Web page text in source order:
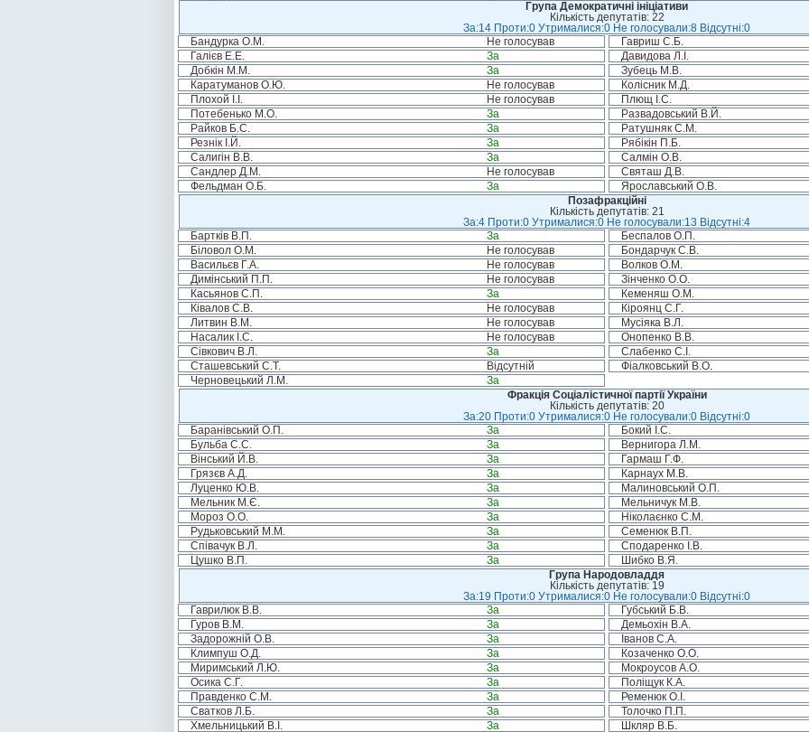
Група Демократичні ініціативи
Кількість депутатів: 22
За:14 Проти:0 Утрималися:0 Не голосували:8 Відсутні:0
Бандурка О.М.
Не голосував Гавриш С.Б.
Галієв Е.Е.
За Давидова Л.І.
Добкін М.М.
За Зубець М.В.
Каратуманов О.Ю.
Не голосував Колісник М.Д.
Плохой І.І.
Не голосував Плющ І.С.
Потебенько М.О.
За Развадовський В.Й.
Райков Б.С.
За Ратушняк С.М.
Резнік І.Й.
За Рябікін П.Б.
Салигін В.В.
За Салмін О.В.
Сандлер Д.М.
Не голосував Святаш Д.В.
Фельдман О.Б.
За Ярославський О.В.
Позафракційні
Кількість депутатів: 21
За:4 Проти:0 Утрималися:0 Не голосували:13 Відсутні:4
Бартків В.П.
За Беспалов О.П.
Біловол О.М.
Не голосував Бондарчук С.В.
Васильєв Г.А.
Не голосував Волков О.М.
Димінський П.П.
Не голосував Зінченко О.О.
Касьянов С.П.
За Кеменяш О.М.
Ківалов С.В.
Не голосував Кіроянц С.Г.
Литвин В.М.
Не голосував Мусіяка В.Л.
Насалик І.С.
Не голосував Онопенко В.В.
Сівкович В.Л.
За Слабенко С.І.
Сташевський С.Т.
Відсутній Фіалковський В.О.
Черновецький Л.М.
За
Фракція Соціалістичної партії України
Кількість депутатів: 20
За:20 Проти:0 Утрималися:0 Не голосували:0 Відсутні:0
Баранівський О.П.
За Бокий І.С.
Бульба С.С.
За Вернигора Л.М.
Вінський Й.В.
За Гармаш Г.Ф.
Грязєв А.Д.
За Карнаух М.В.
Луценко Ю.В.
За Малиновський О.П.
Мельник М.Є.
За Мельничук М.В.
Мороз О.О.
За Ніколаєнко С.М.
Рудьковський М.М.
За Семенюк В.П.
Співачук В.Л.
За Сподаренко І.В.
Цушко В.П.
За Шибко В.Я.
Група Народовладдя
Кількість депутатів: 19
За:19 Проти:0 Утрималися:0 Не голосували:0 Відсутні:0
Гаврилюк В.В.
За Губський Б.В.
Гуров В.М.
За Демьохін В.А.
Задорожній О.В.
За Іванов С.А.
Климпуш О.Д.
За Козаченко О.О.
Миримський Л.Ю.
За Мокроусов А.О.
Осика С.Г.
За Поліщук К.А.
Правденко С.М.
За Ременюк О.І.
Сватков Л.Б.
За Толочко П.П.
Хмельницький В.І.
За Шкляр В.Б.